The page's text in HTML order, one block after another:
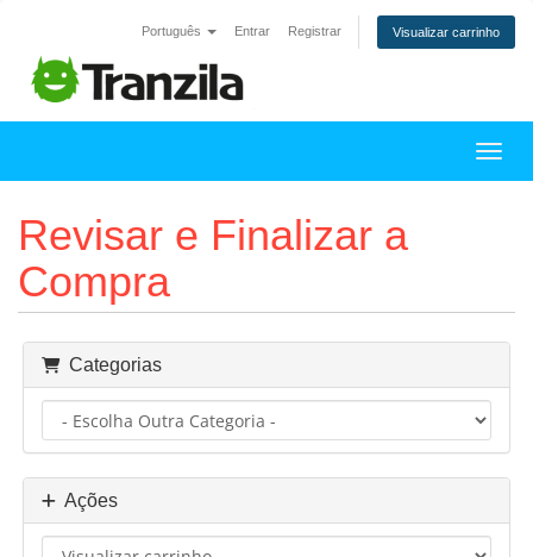
Português Entrar Registrar Visualizar carrinho
Revisar e Finalizar a
Compra
Categorias
Ações